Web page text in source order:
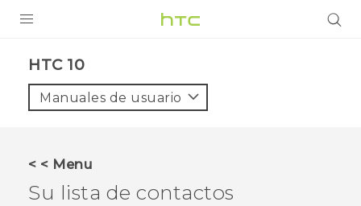
VIVE
HTC 10‎
Manuales de usuario
< < Menu
Su lista de contactos